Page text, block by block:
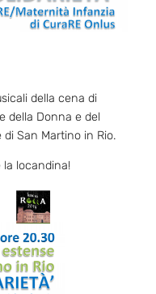
della cena di
della Donna e del
San Martino in Rio.
la locandina!